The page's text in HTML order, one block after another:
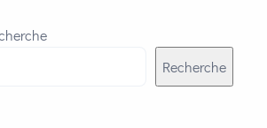
Recherche